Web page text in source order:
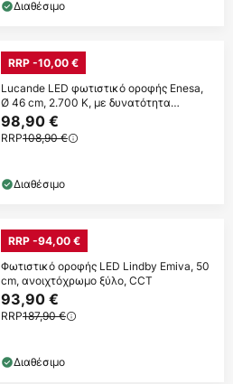
Διαθέσιμο
RRP -10,00 €
Lucande LED φωτιστικό οροφής Enesa,
Ø 46 cm, 2.700 K, με δυνατότητα
ρύθμισης
98,90 €
RRP108,90 €
Διαθέσιμο
RRP -94,00 €
Φωτιστικό οροφής LED Lindby Emiva, 50
cm, ανοιχτόχρωμο ξύλο, CCT
93,90 €
RRP187,90 €
Διαθέσιμο